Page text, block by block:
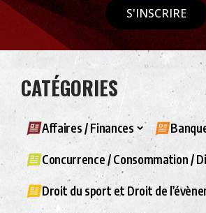
S'INSCRIRE
CATÉGORIES
Affaires / Finances
Concurrence / Consommation /
Droit du sport et Droit de